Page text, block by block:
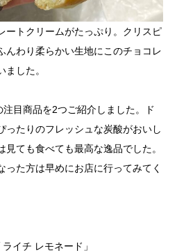
ートクリームがたっぷり。クリスピ
んわり柔らかい生地にこのチョコレ
した。
目商品を2つご紹介しました。ド
ったりのフレッシュな炭酸がおいし
見ても食べても最高な逸品でした。
った方は早めにお店に行ってみてく
イチ レモネード」